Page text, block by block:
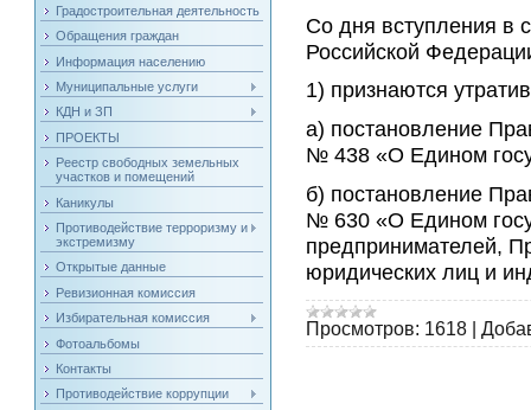
Градостроительная деятельность
Обращения граждан
Информация населению
Муниципальные услуги
КДН и ЗП
ПРОЕКТЫ
Реестр свободных земельных
участков и помещений
Каникулы
Противодействие терроризму и
экстремизму
Открытые данные
Ревизионная комиссия
Избирательная комиссия
Фотоальбомы
Контакты
Противодействие коррупции
Со дня вступления в
Российской
1) признаются
а) постановление
№ 438 «О Едином
б) постановление
№ 630 «О Едином
предпринимателей,
юридических лиц и
Просмотров: 1618 |